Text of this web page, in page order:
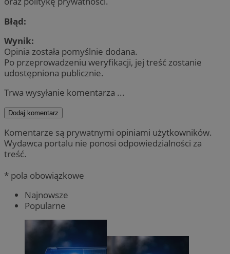
Błąd:
Wynik:
Opinia została pomyślnie dodana.
Po przeprowadzeniu weryfikacji, jej treść zostanie
udostępniona publicznie.
Trwa wysyłanie komentarza ...
Dodaj komentarz
Komentarze są prywatnymi opiniami użytkowników.
Wydawca portalu nie ponosi odpowiedzialności za
treść.
* pola obowiązkowe
Najnowsze
Popularne